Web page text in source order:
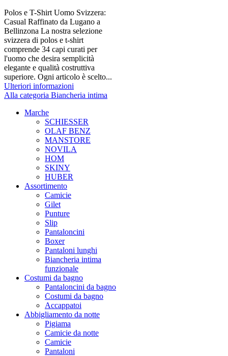
Polos e T-Shirt Uomo Svizzera:
Casual Raffinato da Lugano a
Bellinzona La nostra selezione
svizzera di polos e t-shirt
comprende 34 capi curati per
l'uomo che desira semplicità
elegante e qualità costruttiva
superiore. Ogni articolo è scelto...
Ulteriori informazioni
Alla categoria Biancheria intima
Marche
SCHIESSER
OLAF BENZ
MANSTORE
NOVILA
HOM
SKINY
HUBER
Assortimento
Camicie
Gilet
Punture
Slip
Pantaloncini
Boxer
Pantaloni lunghi
Biancheria intima
funzionale
Costumi da bagno
Pantaloncini da bagno
Costumi da bagno
Accappatoi
Abbigliamento da notte
Pigiama
Camicie da notte
Camicie
Pantaloni